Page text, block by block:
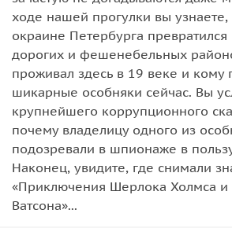
ходе нашей прогулки вы узнаете,
окраине Петербурга
дорогих и фешенебельных
проживал здесь в 19 веке и кому
шикарные особняки сейчас. Вы
крупнейшего коррупционного
почему владелицу одного из
подозревали в шпионаже в
Наконец, увидите, где снимали
«Приключения Шерлока Холмса и
Ватсона»...